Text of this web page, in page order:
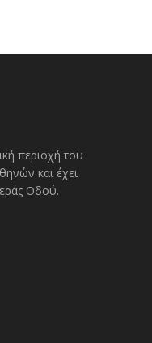
περιοχή του
και έχει
Οδού.